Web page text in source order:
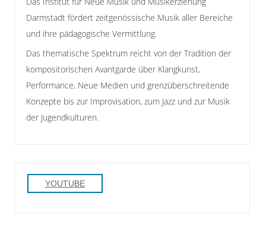
Darmstadt fördert zeitgenössische Musik aller Bereiche
und ihre pädagogische Vermittlung.
Das thematische Spektrum reicht von der Tradition der
kompositorischen Avantgarde über Klangkunst,
Performance, Neue Medien und grenzüberschreitende
Konzepte bis zur Improvisation, zum Jazz und zur Musik
der Jugendkulturen.
YOUTUBE